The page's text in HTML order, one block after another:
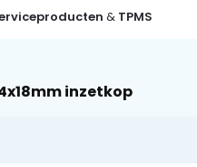
& TPMS
inzetkop